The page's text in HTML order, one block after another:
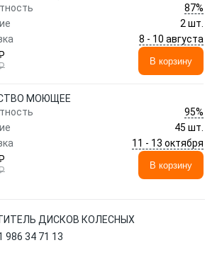
87%
2 шт.
8 - 10 августа
В корзину
МОЮЩЕЕ
95%
45 шт.
11 - 13 октября
В корзину
ДИСКОВ КОЛЕСНЫХ
986 34 71 13